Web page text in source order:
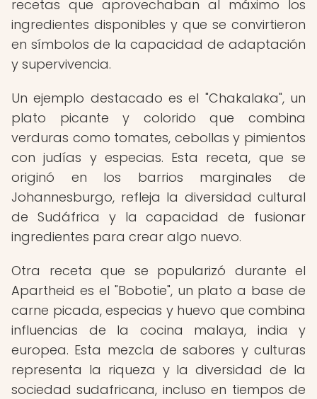
recetas que aprovechaban al máximo los
ingredientes disponibles y que se convirtieron
en símbolos de la capacidad de adaptación
y supervivencia.
Un ejemplo destacado es el "Chakalaka", un
plato picante y colorido que combina
verduras como tomates, cebollas y pimientos
con judías y especias. Esta receta, que se
originó en los barrios marginales de
Johannesburgo, refleja la diversidad cultural
de Sudáfrica y la capacidad de fusionar
ingredientes para crear algo nuevo.
Otra receta que se popularizó durante el
Apartheid es el "Bobotie", un plato a base de
carne picada, especias y huevo que combina
influencias de la cocina malaya, india y
europea. Esta mezcla de sabores y culturas
representa la riqueza y la diversidad de la
sociedad sudafricana, incluso en tiempos de